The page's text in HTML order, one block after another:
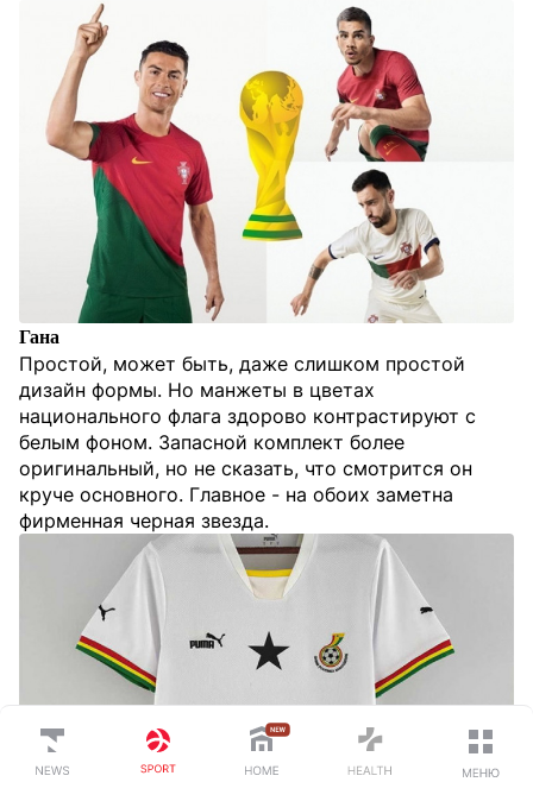
Гана
Простой, может быть, даже слишком простой
дизайн формы. Но манжеты в цветах
национального флага здорово контрастируют с
белым фоном. Запасной комплект более
оригинальный, но не сказать, что смотрится он
круче основного. Главное - на обоих заметна
фирменная черная звезда.